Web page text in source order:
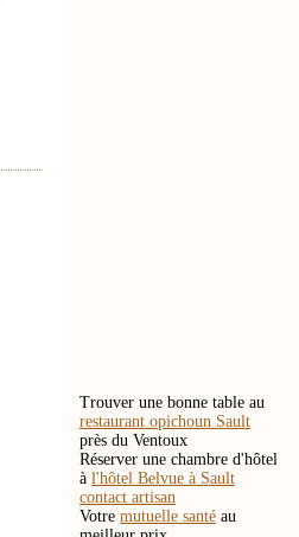
Trouver une bonne table au
restaurant opichoun Sault
près du Ventoux
Réserver une chambre d'hôtel
à l'hôtel Belvue à Sault
contact artisan
Votre mutuelle santé au